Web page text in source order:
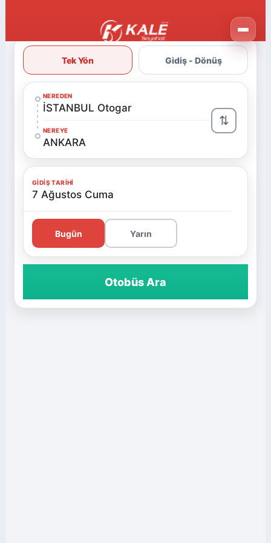
Tek Yön Gidiş - Dönüş
NEREDEN
İSTANBUL Otogar
NEREYE
ANKARA
⇅
GIDIŞ TARIHI
7 Ağustos Cuma
Bugün Yarın
Otobüs Ara